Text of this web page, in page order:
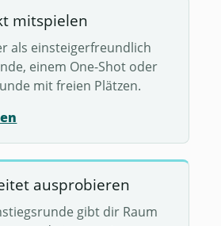
mitspielen
als einsteigerfreundlich
einem One-Shot oder
mit freien Plätzen.
ausprobieren
gibt dir Raum